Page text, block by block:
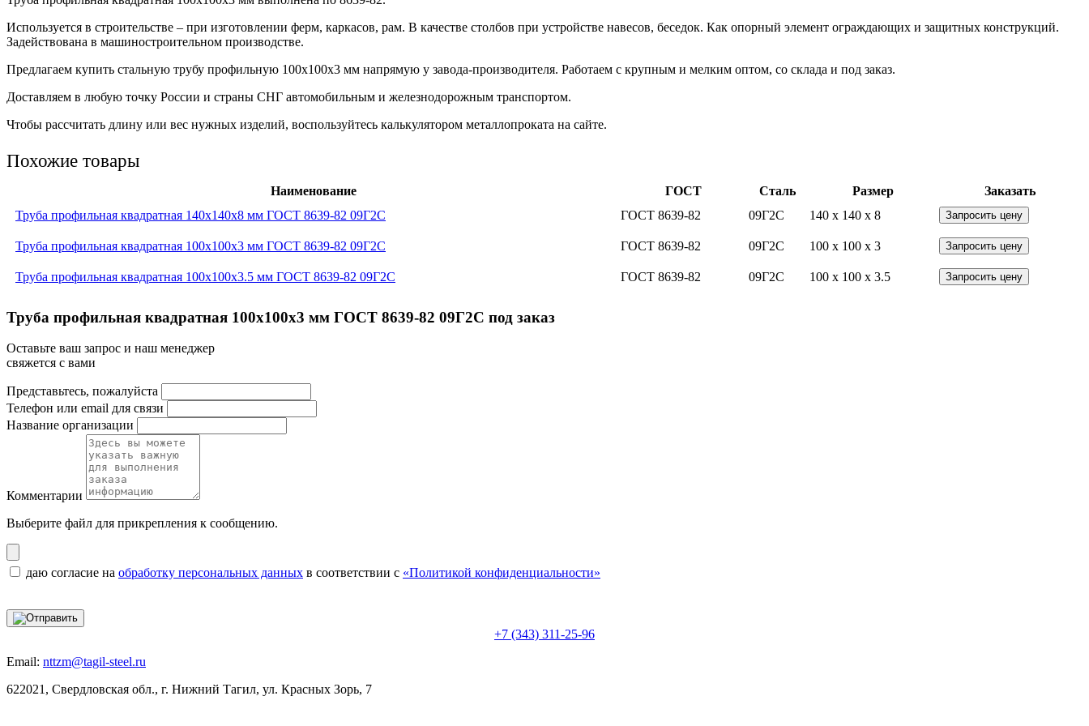
Используется в строительстве – при изготовлении ферм, каркасов, рам. В качестве столбов при устройстве навесов, беседок. Как опорный элемент ограждающих и защитных конструкций.
Задействована в машиностроительном производстве.
Предлагаем купить стальную трубу профильную 100х100х3 мм напрямую у завода-производителя. Работаем с крупным и мелким оптом, со склада и под заказ.
Доставляем в любую точку России и страны СНГ автомобильным и железнодорожным транспортом.
Чтобы рассчитать длину или вес нужных изделий, воспользуйтесь калькулятором металлопроката на сайте.
Похожие товары
Наименование ГОСТ Сталь Размер
Заказать
Труба профильная квадратная 140x140x8 мм ГОСТ 8639-82 09Г2С
ГОСТ 8639-82 09Г2С 140 x 140 x 8 Запросить цену
Труба профильная квадратная 100x100x3 мм ГОСТ 8639-82 09Г2С ГОСТ 8639-82 09Г2С 100 x 100 x 3 Запросить цену
Труба профильная квадратная 100x100x3.5 мм ГОСТ 8639-82 09Г2С ГОСТ 8639-82 09Г2С 100 x 100 x 3.5 Запросить цену
Труба профильная квадратная 100x100x3 мм ГОСТ 8639-82 09Г2С под заказ
Оставьте ваш запрос и наш менеджер
свяжется с вами
Представьтесь, пожалуйста
Телефон или email для связи
Название организации
Комментарии
Выберите файл для прикрепления к сообщению.
даю согласие на обработку персональных данных в соответствии с «Политикой конфиденциальности»
+7 (343) 311-25-96
Email: nttzm@tagil-steel.ru
622021, Свердловская обл., г. Нижний Тагил, ул. Красных Зорь, 7